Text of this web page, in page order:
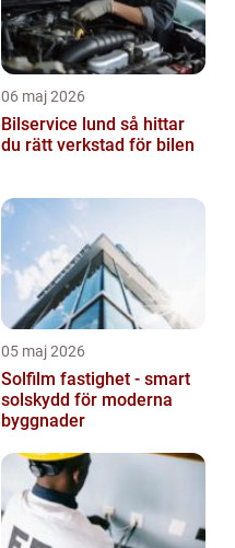
06 maj 2026
Bilservice lund så hittar
du rätt verkstad för bilen
05 maj 2026
Solfilm fastighet - smart
solskydd för moderna
byggnader